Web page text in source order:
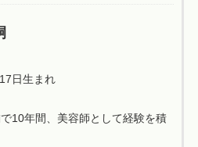
日生まれ
10年間、美容師として経験を積